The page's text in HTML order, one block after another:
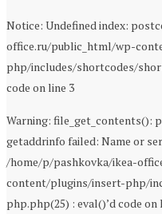
Notice: Undefined index:
office.ru/public_html/wp-
php/includes/shortcodes/
code on line 3
Warning: file_get_contents():
getaddrinfo failed: Name or
/home/p/pashkovka/ikea-
content/plugins/insert-php/
php.php(25) : eval()’d code on